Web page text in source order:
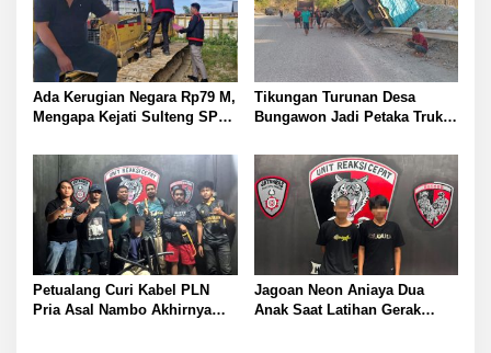
Ada Kerugian Negara Rp79 M,
Mengapa Kejati Sulteng SP3
Dorong Kejagung Ambil Alih
Tikungan Turunan Desa
Bungawon Jadi Petaka Truk
Terperosok dan Rusak Berat
Petualang Curi Kabel PLN
Pria Asal Nambo Akhirnya
Jagoan Neon Aniaya Dua
Anak Saat Latihan Gerak